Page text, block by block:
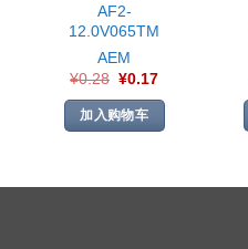
AF2-
12.0V065TM
AEM
¥0.28 ¥0.17
加入购物车